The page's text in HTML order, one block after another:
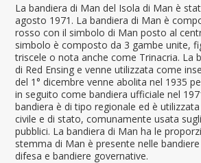
La bandiera di Man del Isola di Man è
agosto 1971. La bandiera di Man è
rosso con il simbolo di Man posto al
simbolo è composto da 3 gambe unite,
triscele o nota anche come Trinacria. La
di Red Ensing e venne utilizzata come
del 1° dicembre venne abolita nel 1935
in seguito come bandiera ufficiale nel
bandiera è di tipo regionale ed è
civile e di stato, comunamente usata
pubblici. La bandiera di Man ha le
stemma di Man è presente nelle
difesa e bandiere governative.